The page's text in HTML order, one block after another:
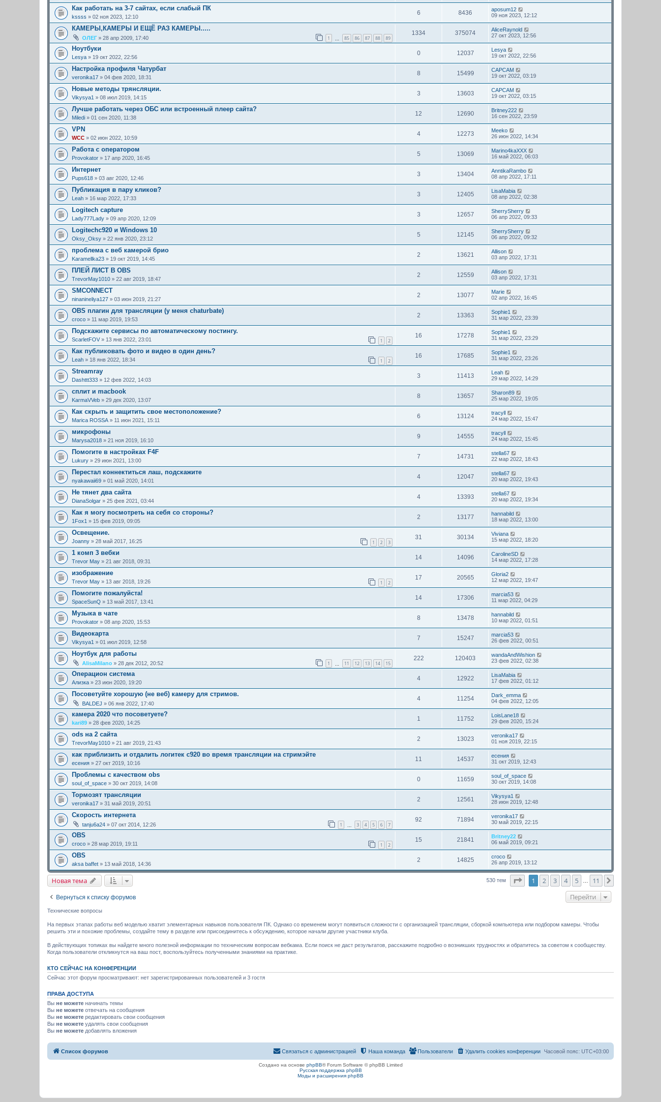
Как работать на 3-7 сайтах, если слабый ПК
kssss » 02 ноя 2023, 12:10
6 8436
aposum12
09 ноя 2023, 12:12
КАМЕРЫ,КАМЕРЫ И ЕЩЁ РАЗ КАМЕРЫ.....
ОЛЕГ » 28 апр 2009, 17:40 1 85 86 87 88 89
1334 375074
AliceRaynold
27 окт 2023, 12:56
Ноутбуки
Lesya » 19 окт 2022, 22:56
0 12037
Lesya
19 окт 2022, 22:56
Настройка профиля Чатурбат
veronika17 » 04 фев 2020, 18:31
8 15499
CAPCAM
19 окт 2022, 03:19
Новые методы трянсляции.
Vikysya1 » 08 июл 2019, 14:15
3 13603
CAPCAM
19 окт 2022, 03:15
Лучше работать через ОБС или встроенный плеер сайта?
Miledi » 01 сен 2020, 11:38
12 12690
Britney222
16 сен 2022, 23:59
VPN
WCC » 02 июн 2022, 10:59
4 12273
Meeko
26 июн 2022, 14:34
Работа с оператором
Provokator » 17 апр 2020, 16:45
5 13069
Marino4kaXXX
16 май 2022, 06:03
Интернет
Pups618 » 03 авг 2020, 12:46
3 13404
AnntikaRambo
08 апр 2022, 17:11
Публикация в пару кликов?
Leah » 16 мар 2022, 17:33
3 12405
LisaMabia
08 апр 2022, 02:38
Logitech capture
Lady777Lady » 09 апр 2020, 12:09
3 12657
SherrySherry
06 апр 2022, 09:33
Logitechc920 и Windows 10
Oksy_Oksy » 22 янв 2020, 23:12
5 12145
SherrySherry
06 апр 2022, 09:32
проблема с веб камерой брио
Karamellka23 » 19 окт 2019, 14:45
2 13621
Allison
03 апр 2022, 17:31
ПЛЕЙ ЛИСТ В OBS
TrevorMay1010 » 22 авг 2019, 18:47
2 12559
Allison
03 апр 2022, 17:31
SMCONNECT
ninanineliya127 » 03 июн 2019, 21:27
2 13077
Marie
02 апр 2022, 16:45
OBS плагин для трансляции (у меня chaturbate)
croco » 11 мар 2019, 19:53
2 13363
Sophie1
31 мар 2022, 23:39
Подскажите сервисы по автоматическому постингу.
ScarletFOV » 13 янв 2022, 23:01 1 2
16 17278
Sophie1
31 мар 2022, 23:29
Как публиковать фото и видео в один день?
Leah » 18 янв 2022, 18:34 1 2
16 17685
Sophie1
31 мар 2022, 23:26
Streamray
Dashttt333 » 12 фев 2022, 14:03
3 11413
Leah
29 мар 2022, 14:29
сплит и macbook
KarmaVVeb » 29 дек 2020, 13:07
8 13657
Sharon89
25 мар 2022, 19:05
Как скрыть и защитить свое местоположение?
Marica ROSSA » 11 июн 2021, 15:11
6 13124
tracyll
24 мар 2022, 15:47
микрофоны
Marysa2018 » 21 ноя 2019, 16:10
9 14555
tracyll
24 мар 2022, 15:45
Помогите в настройках F4F
Lukury » 29 июн 2021, 13:00
7 14731
stella67
22 мар 2022, 18:43
Перестал коннектиться лаш, подскажите
nyakawaii69 » 01 май 2020, 14:01
4 12047
stella67
20 мар 2022, 19:43
Не тянет два сайта
DianaSolgar » 25 фев 2021, 03:44
4 13393
stella67
20 мар 2022, 19:34
Как я могу посмотреть на себя со стороны?
1Fox1 » 15 фев 2019, 09:05
2 13177
hannabild
18 мар 2022, 13:00
Освещение.
Joanny » 28 май 2017, 16:25 1 2 3
31 30134
Viviana
15 мар 2022, 18:20
1 комп 3 вебки
Trevor May » 21 авг 2018, 09:31
14 14096
CarolineSD
14 мар 2022, 17:28
изображение
Trevor May » 13 авг 2018, 19:26 1 2
17 20565
Gloria2
12 мар 2022, 19:47
Помогите пожалуйста!
SpaceSunQ » 13 май 2017, 13:41
14 17306
marcia53
11 мар 2022, 04:29
Музыка в чате
Provokator » 08 апр 2020, 15:53
8 13478
hannabild
10 мар 2022, 01:51
Видеокарта
Vikysya1 » 01 июл 2019, 12:58
7 15247
marcia53
26 фев 2022, 00:51
Ноутбук для работы
AlisaMilano » 28 дек 2012, 20:52 1 11 12 13 14 15
222 120403
wandaAndWishion
23 фев 2022, 02:38
Операцион система
Ализка » 23 июн 2020, 19:20
4 12922
LisaMabia
17 фев 2022, 01:12
Посоветуйте хорошую (не веб) камеру для стримов.
BALDEJ » 06 янв 2022, 17:40
4 11254
Dark_emma
04 фев 2022, 12:05
камера 2020 что посоветуете?
kari89 » 28 фев 2020, 14:25
1 11752
LoisLane18
29 фев 2020, 15:24
ods на 2 сайта
TrevorMay1010 » 21 авг 2019, 21:43
2 13023
veronika17
01 ноя 2019, 22:15
как приблизить и отдалить логитек с920 во время трансляции на стримэйте
есения » 27 окт 2019, 10:16
11 14537
есения
31 окт 2019, 12:43
Проблемы с качеством obs
soul_of_space » 30 окт 2019, 14:08
0 11659
soul_of_space
30 окт 2019, 14:08
Тормозят трансляции
veronika17 » 31 май 2019, 20:51
2 12561
Vikysya1
28 июн 2019, 12:48
Скорость интернета
tanju6a24 » 07 окт 2014, 12:26 1 3 4 5 6 7
92 71894
veronika17
30 май 2019, 22:15
OBS
croco » 28 мар 2019, 19:11 1 2
15 21841
Britney22
06 май 2019, 09:21
OBS
aksa baffet » 13 май 2018, 14:36
2 14825
croco
26 апр 2019, 13:12
Новая тема 530 тем Страница 1 из11
1 2 3 4 5 11
Вернуться к списку форумов Перейти
Технические вопросы
На первых этапах работы веб моделью хватит элементарных навыков пользователя ПК. Однако со временем могут появиться сложности с организацией трансляции, сборкой компьютера или подбором камеры. Чтобы
решить эти и похожие проблемы, создайте тему в разделе или присоединитесь к обсуждению, которое начали другие участники клуба.
В действующих топиках вы найдете много полезной информации по техническим вопросам вебкама. Если поиск не даст результатов, расскажите подробно о возникших трудностях и обратитесь за советом к сообществу.
Когда пользователи откликнутся на ваш пост, воспользуйтесь полученными знаниями на практике.
КТО СЕЙЧАС НА КОНФЕРЕНЦИИ
Сейчас этот форум просматривают: нет зарегистрированных пользователей и 3 гостя
ПРАВА ДОСТУПА
Вы не можете начинать темы
Вы не можете отвечать на сообщения
Вы не можете редактировать свои сообщения
Вы не можете удалять свои сообщения
Вы не можете добавлять вложения
Список форумов Часовой пояс: UTC+03:00
Удалить cookies конференции
Пользователи
Наша команда
Связаться с администрацией
Создано на основе phpBB® Forum Software © phpBB Limited
Русская поддержка phpBB
Моды и расширения phpBB